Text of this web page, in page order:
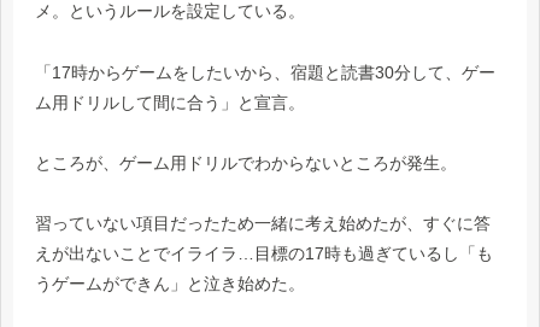
メ。というルールを設定している。
「17時からゲームをしたいから、宿題と読書30分して、ゲー
ム用ドリルして間に合う」と宣言。
ところが、ゲーム用ドリルでわからないところが発生。
習っていない項目だったため一緒に考え始めたが、すぐに答
えが出ないことでイライラ…目標の17時も過ぎているし「も
うゲームができん」と泣き始めた。